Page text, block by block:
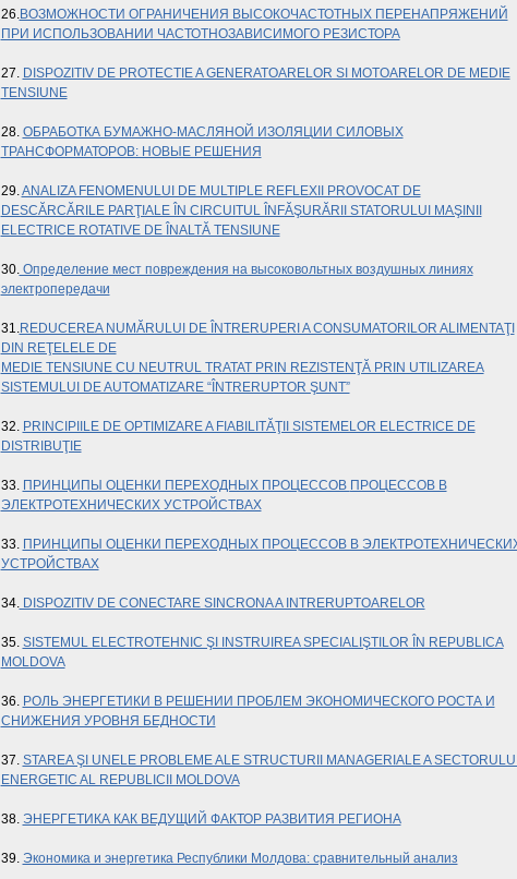
26.ВОЗМОЖНОСТИ ОГРАНИЧЕНИЯ ВЫСОКОЧАСТОТНЫХ ПЕРЕНАПРЯЖЕНИЙ
ПРИ ИСПОЛЬЗОВАНИИ ЧАСТОТНОЗАВИСИМОГО РЕЗИСТОРА
27. DISPOZITIV DE PROTECTIE A GENERATOARELOR SI MOTOARELOR DE MEDIE
TENSIUNE
28. ОБРАБОТКА БУМАЖНО-МАСЛЯНОЙ ИЗОЛЯЦИИ СИЛОВЫХ
ТРАНСФОРМАТОРОВ: НОВЫЕ РЕШЕНИЯ
29.ANALIZA FENOMENULUI DE MULTIPLE REFLEXII PROVOCAT DE
DESCĂRCĂRILE PARŢIALE ÎN CIRCUITUL ÎNFĂŞURĂRII STATORULUI MAŞINII
ELECTRICE ROTATIVE DE ÎNALTĂ TENSIUNE
30.Определение мест повреждения на высоковольтных воздушных линиях
электропередачи
31.REDUCEREA NUMĂRULUI DE ÎNTRERUPERI A CONSUMATORILOR ALIMENTAŢI
DIN REŢELELE DE
MEDIE TENSIUNE CU NEUTRUL TRATAT PRIN REZISTENŢĂ PRIN UTILIZAREA
SISTEMULUI DE AUTOMATIZARE “ÎNTRERUPTOR ŞUNT”
32. PRINCIPIILE DE OPTIMIZARE A FIABILITĂŢII SISTEMELOR ELECTRICE DE
DISTRIBUŢIE
33. ПРИНЦИПЫ ОЦЕНКИ ПЕРЕХОДНЫХ ПРОЦЕСCОВ ПРОЦЕССОВ В
ЭЛЕКТРОТЕХНИЧЕСКИХ УСТРОЙСТВАХ
33. ПРИНЦИПЫ ОЦЕНКИ ПЕРЕХОДНЫХ ПРОЦЕССОВ В
УСТРОЙСТВАХ
34.DISPOZITIV DE CONECTARE SINCRONA A INTRERUPTOARELOR
35. SISTEMUL ELECTROTEHNIC ŞI INSTRUIREA SPECIALIŞTILOR ÎN REPUBLICA
MOLDOVA
36. РОЛЬ ЭНЕРГЕТИКИ В РЕШЕНИИ ПРОБЛЕМ ЭКОНОМИЧЕСКОГО РОСТА И
СНИЖЕНИЯ УРОВНЯ БЕДНОСТИ
37. STAREA ŞI UNELE PROBLEME ALE STRUCTURII MANAGERIALE A
ENERGETIC AL REPUBLICII MOLDOVA
38. ЭНЕРГЕТИКА КАК ВЕДУЩИЙ ФАКТОР РАЗВИТИЯ РЕГИОНА
39. Экономика и энергетика Республики Молдова: сравнительный анализ